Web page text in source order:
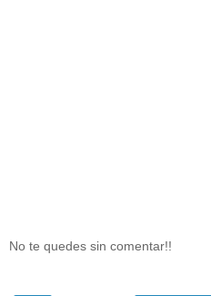
No te quedes sin comentar!!